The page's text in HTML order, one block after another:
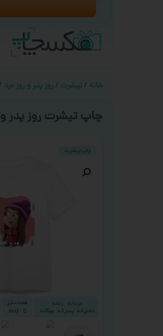
خانه / تیشرت / روز پدر و روز مرد
چاپ تیشرت روز پدر و